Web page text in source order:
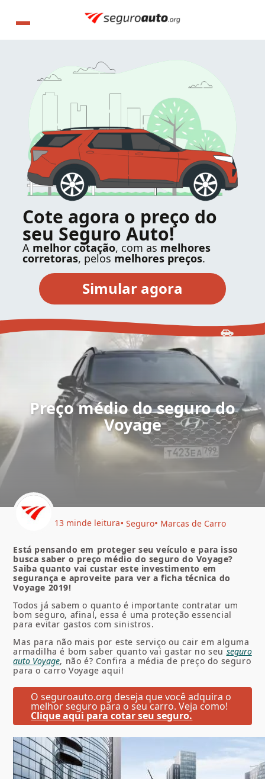
Cote agora o preço do
seu Seguro Auto!
A melhor cotação, com as melhores
corretoras, pelos melhores preços.
Preço médio do seguro do
Voyage
13 minde leitura Seguro Marcas de Carro
Está pensando em proteger seu veículo e para isso
busca saber o preço médio do seguro do Voyage?
Saiba quanto vai custar este investimento em
segurança e aproveite para ver a ficha técnica do
Voyage 2019!
Todos já sabem o quanto é importante contratar um
bom seguro, afinal, essa é uma proteção essencial
para evitar gastos com sinistros.
Mas para não mais por este serviço ou cair em alguma
armadilha é bom saber quanto vai gastar no seuseguro
auto Voyage, não é? Confira a média de preço do seguro
para ocarro Voyageaqui!
O seguroauto.org deseja que você adquira o
melhor seguro para o seu carro. Veja como!
Clique aqui para cotar seu seguro.